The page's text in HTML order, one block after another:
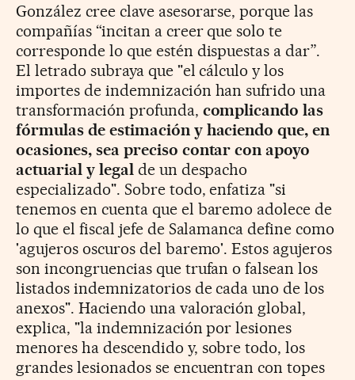
González cree clave asesorarse, porque las
compañías “incitan a creer que solo te
corresponde lo que estén dispuestas a dar”.
El letrado subraya que "el cálculo y los
importes de indemnización han sufrido una
transformación profunda, complicando las
fórmulas de estimación y haciendo que, en
ocasiones, sea preciso contar con apoyo
actuarial y legalde un despacho
especializado". Sobre todo, enfatiza "si
tenemos en cuenta que el baremo adolece de
lo que el fiscal jefe de Salamanca define como
'agujeros oscuros del baremo'. Estos agujeros
son incongruencias que trufan o falsean los
listados indemnizatorios de cada uno de los
anexos". Haciendo una valoración global,
explica, "la indemnización por lesiones
menores ha descendido y, sobre todo, los
grandes lesionados se encuentran con topes